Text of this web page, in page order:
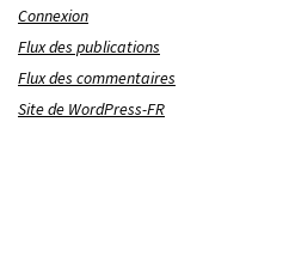
Connexion
Flux des publications
Flux des commentaires
Site de WordPress-FR